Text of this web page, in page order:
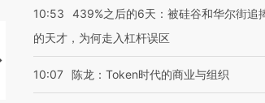
视线｜HYROX的吸金
术：是什么让中产们甘
心“花钱找虐”？
粒摇头丸 尿检体内含3种
毒品
育
10:53
439%之后的6天：被硅谷和华尔街追
的天才，为何走入杠杆误区
10:07 陈龙：Token时代的商业与组织